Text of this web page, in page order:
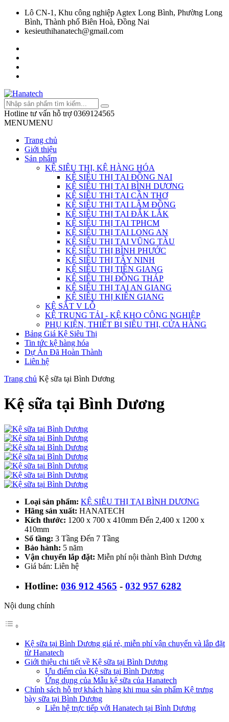
Lô CN-1, Khu công nghiệp Agtex Long Bình, Phường Long
Bình, Thành phố Biên Hoà, Đồng Nai
kesieuthihanatech@gmail.com
Hotline tư vấn hỗ trợ 0369124565
MENUMENU
Trang chủ
Giới thiệu
Sản phẩm
KỆ SIÊU THỊ, KỆ HÀNG HÓA
KỆ SIÊU THỊ TẠI ĐỒNG NAI
KỆ SIÊU THỊ TẠI BÌNH DƯƠNG
KỆ SIÊU THỊ TẠI CẦN THƠ
KỆ SIÊU THỊ TẠI LÂM ĐỒNG
KỆ SIÊU THỊ TẠI ĐẮK LẮK
KỆ SIÊU THỊ TẠI TPHCM
KỆ SIÊU THỊ TẠI LONG AN
KỆ SIÊU THỊ TẠI VŨNG TÀU
KỆ SIÊU THỊ BÌNH PHƯỚC
KỆ SIÊU THỊ TÂY NINH
KỆ SIÊU THỊ TIỀN GIANG
KỆ SIÊU THỊ ĐỒNG THÁP
KỆ SIÊU THỊ TẠI AN GIANG
KỆ SIÊU THỊ KIÊN GIANG
KỆ SẮT V LỖ
KỆ TRUNG TẢI - KỆ KHO CÔNG NGHIỆP
PHỤ KIỆN, THIẾT BỊ SIÊU THỊ, CỬA HÀNG
Bảng Giá Kệ Siêu Thị
Tin tức kệ hàng hóa
Dự Án Đã Hoàn Thành
Liên hệ
Trang chủ Kệ sữa tại Bình Dương
Kệ sữa tại Bình Dương
Loại sản phẩm: KỆ SIÊU THỊ TẠI BÌNH DƯƠNG
Hãng sản xuất: HANATECH
Kích thước: 1200 x 700 x 410mm Đến 2,400 x 1200 x
410mm
Số tầng: 3 Tầng Đến 7 Tầng
Bảo hành: 5 năm
Vận chuyển lắp đặt: Miễn phí nội thành Bình Dương
Giá bán: Liên hệ
Hotline: 036 912 4565 - 032 957 6282
Nội dung chính
Kệ sữa tại Bình Dương giá rẻ, miễn phí vận chuyển và lắp đặt
từ Hanatech
Giới thiệu chi tiết về Kệ sữa tại Bình Dương
​Ưu điểm của Kệ sữa tại Bình Dương
Ứng dụng của Mẫu kệ sữa của Hanatech
Chính sách hỗ trợ khách hàng khi mua sản phẩm Kệ trưng
bày sữa tại Bình Dương
Liên hệ trực tiếp với Hanatech tại Bình Dương